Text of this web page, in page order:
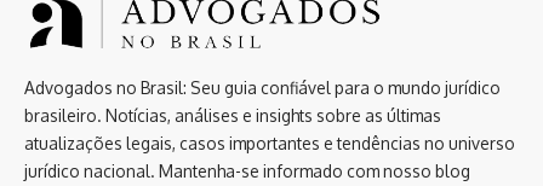
Advogados no Brasil: Seu guia confiável para o mundo jurídico
brasileiro. Notícias, análises e insights sobre as últimas
atualizações legais, casos importantes e tendências no universo
jurídico nacional. Mantenha-se informado com nosso blog